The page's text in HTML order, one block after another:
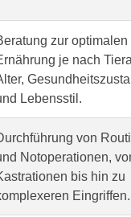
zur optimalen
je nach
Lebensstil.
von
Notoperationen,
bis hin zu
Eingriffen.